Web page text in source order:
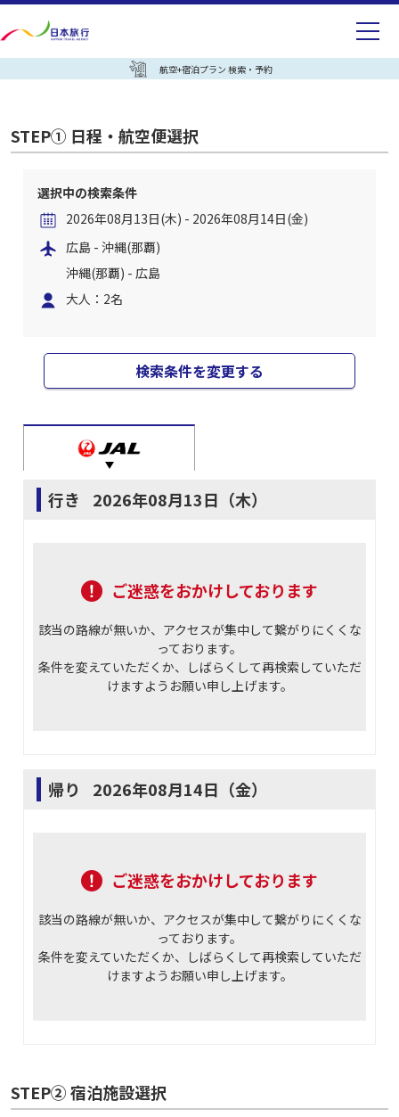
航空+宿泊プラン 検索・予約
STEP① 日程・航空便選択
選択中の検索条件
2026年08月13日(木) - 2026年08月14日(金)
広島 - 沖縄(那覇)
沖縄(那覇) - 広島
大人：2名
検索条件を変更する
行き 2026年08月13日（木）
ご迷惑をおかけしております
該当の路線が無いか、アクセスが集中して繋がりにくくな
っております。
条件を変えていただくか、しばらくして再検索していただ
けますようお願い申し上げます。
帰り 2026年08月14日（金）
ご迷惑をおかけしております
該当の路線が無いか、アクセスが集中して繋がりにくくな
っております。
条件を変えていただくか、しばらくして再検索していただ
けますようお願い申し上げます。
STEP② 宿泊施設選択